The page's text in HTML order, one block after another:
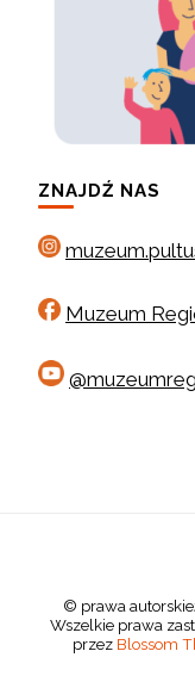
ZNAJDŹ NAS
Muzeum
© prawa
Wszelkie prawa
przez Blossom